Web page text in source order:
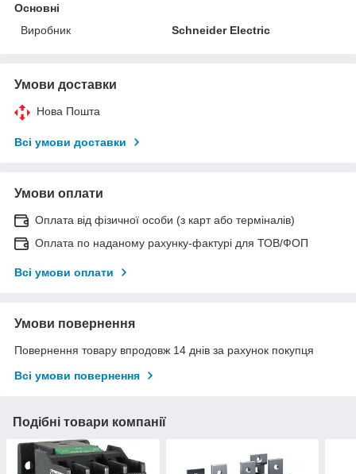
Основні
Виробник
Schneider Electric
Умови доставки
Нова Пошта
Всі умови доставки
Умови оплати
Оплата від фізичної особи (з карт або терміналів)
Оплата по наданому рахунку-фактурі для ТОВ/ФОП
Всі умови оплати
Умови повернення
Повернення товару впродовж 14 днів за рахунок покупця
Всі умови повернення
Подібні товари компанії